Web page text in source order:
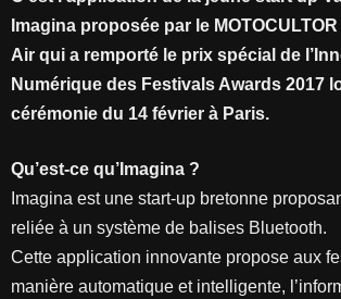
Imagina proposée par le
Air qui a remporté le prix spécial de
Numérique des Festivals Awards 2017
cérémonie du 14 février à Paris.
Qu’est-ce qu’Imagina ?
Imagina est une start-up bretonne
reliée à un système de balises Bluetooth.
Cette application innovante propose aux
manière automatique et intelligente,